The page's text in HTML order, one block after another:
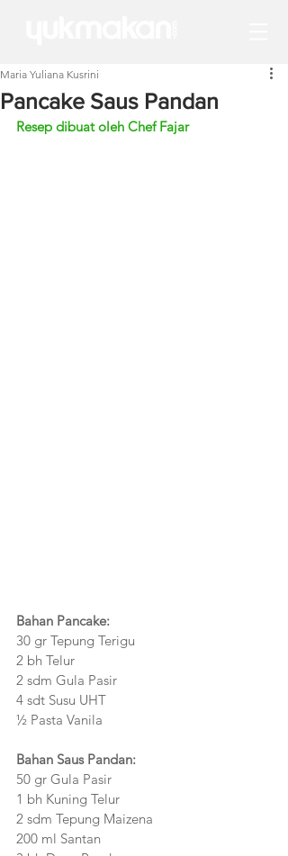
Pancake Saus Pandan
Maria Yuliana Kusrini
Resep dibuat oleh Chef Fajar
Bahan Pancake:
30 gr Tepung Terigu
2 bh Telur
2 sdm Gula Pasir
4 sdt Susu UHT
½ Pasta Vanila
Bahan Saus Pandan:
50 gr Gula Pasir
1 bh Kuning Telur
2 sdm Tepung Maizena
200 ml Santan